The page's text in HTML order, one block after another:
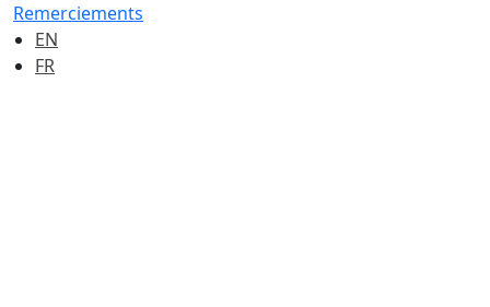
Remerciements
EN
FR